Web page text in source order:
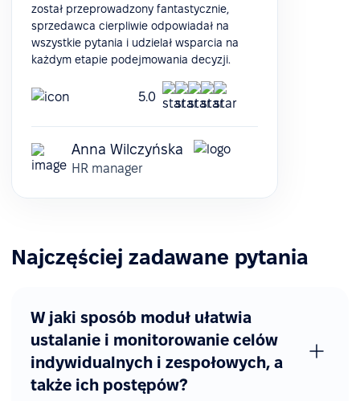
został przeprowadzony fantastycznie,
sprzedawca cierpliwie odpowiadał na
wszystkie pytania i udzielał wsparcia na
każdym etapie podejmowania decyzji.
5.0
Anna Wilczyńska
HR manager
Najczęściej zadawane pytania
W jaki sposób moduł ułatwia
ustalanie i monitorowanie celów
indywidualnych i zespołowych, a
także ich postępów?